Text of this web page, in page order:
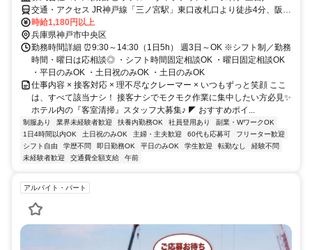
交通・アクセス JR神戸線「三ノ宮駅」東口改札口より徒歩4分、阪
急・阪神「神戸三宮駅」東改札口より徒歩5～7分
時給1,180円以上
兵庫県神戸市中央区
勤務時間詳細 ⏰9:30～14:30（1日5h） 週3日～OK ※シフト制／勤務
時間・曜日は応相談◎ ・シフト時間固定相談OK ・曜日固定相談OK
・平日のみOK ・土日祝のみOK ・土日のみOK
仕事内容 × 接客対応 × 理不尽なクレーマー × いつもずっと笑顔 ここ
は、すべて該当ナシ！ 接客ナシでモクモク作業に集中したい方必見✨
ホテル内の『客室清掃』スタッフ大募集♪ ◤ おすすめポイ...
制服あり 業界未経験者歓迎 扶養内勤務OK 社員登用あり
副業・WワークOK
1日4時間以内OK
土日祝のみOK 主婦・主夫歓迎 60代も応募可
フリーター歓迎
シフト自由
学歴不問 即日勤務OK 平日のみOK 学生歓迎 転勤なし
経験不問
未経験者歓迎
交通費全額支給 午前
アルバイト・パート